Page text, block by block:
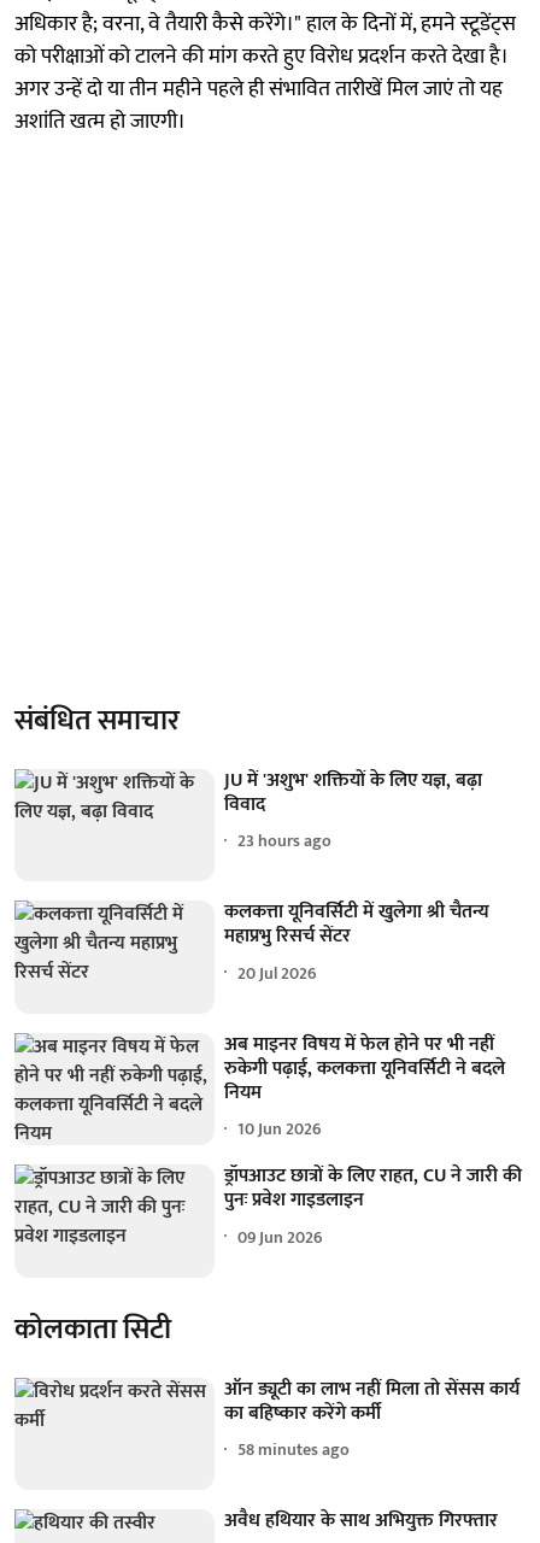
अधिकार है; वरना, वे तैयारी कैसे करेंगे।" हाल के दिनों में, हमने स्टूडेंट्स
को परीक्षाओं को टालने की मांग करते हुए विरोध प्रदर्शन करते देखा है।
अगर उन्हें दो या तीन महीने पहले ही संभावित तारीखें मिल जाएं तो यह
अशांति खत्म हो जाएगी।
संबंधित समाचार
JU में 'अशुभ' शक्तियों के लिए यज्ञ, बढ़ा
विवाद
23 hours ago
कलकत्ता यूनिवर्सिटी में खुलेगा श्री चैतन्य
महाप्रभु रिसर्च सेंटर
20 Jul 2026
अब माइनर विषय में फेल होने पर भी नहीं
रुकेगी पढ़ाई, कलकत्ता यूनिवर्सिटी ने बदले
नियम
10 Jun 2026
ड्रॉपआउट छात्रों के लिए राहत, CU ने जारी की
पुनः प्रवेश गाइडलाइन
09 Jun 2026
कोलकाता सिटी
ऑन ड्यूटी का लाभ नहीं मिला तो सेंसस कार्य
का बहिष्कार करेंगे कर्मी
58 minutes ago
अवैध हथियार के साथ अभियुक्त गिरफ्तार